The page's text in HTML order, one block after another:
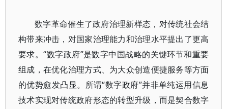
数字革命催生了政府治理新样态，对传统社会结
构带来冲击，对国家治理能力和治理水平提出了更高
要求。“数字政府”是数字中国战略的关键环节和重要
组成，在优化治理方式、为大众创造便捷服务等方面
的优势愈发凸显。所谓“数字政府”并非单纯运用信息
技术实现对传统政府形态的转型升级，而是契合数字